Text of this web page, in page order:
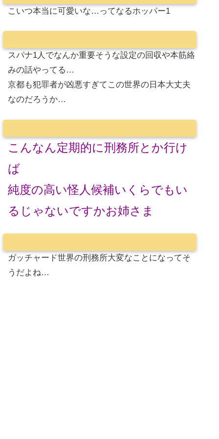
こいつ本当に可愛いな…ってなるホッパー1
スパナ1人でなんか重要そうな設定の回収や本筋絡
みの話やってる…
京都も犯罪者が凶悪すぎてこの世界の日本大丈夫
なのだろうか…
こんなん定期的に刑務所とか行け
ば
純度の高い怪人候補いくらでもい
るじゃないですかお姉さま
ガッチャード世界の刑務所大変なことになってそ
うだよね…